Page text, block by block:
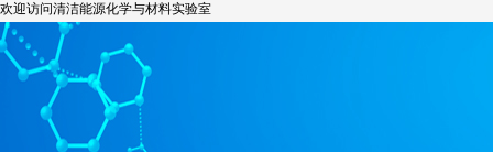
欢迎访问清洁能源化学与材料实验室